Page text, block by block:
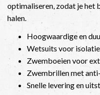
optimaliseren, zodat je het
halen.
Hoogwaardige en
Wetsuits voor
Zwemboeien voor
Zwembrillen met
Snelle levering en